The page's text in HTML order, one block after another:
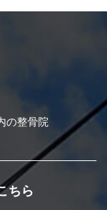
の整骨院
ちら